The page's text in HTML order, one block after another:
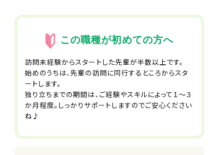
■永年勤続手当
■退職金制度
■結婚・出産祝い金
※一部時間無料対象外・空きがない場
合あり
■バレンタイン・お歳暮・お中元等贈り
物禁止ルール
■パワハラ禁止ルール
■職場相談窓口
生年金）
この職種が初めての方へ
訪問未経験からスタートした先輩が半数以上です。
始めのうちは、先輩の訪問に同行するところからスタ
ートします。
独り立ちまでの期間は、ご経験やスキルによって１～３
か月程度。しっかりサポートしますのでご安心ください
ね♪